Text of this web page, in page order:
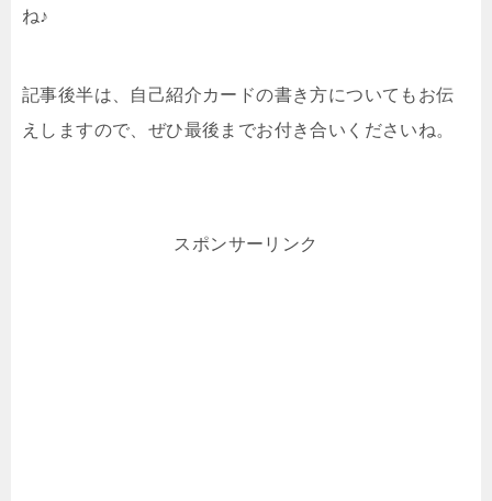
ね♪
記事後半は、自己紹介カードの書き方についてもお伝
えしますので、ぜひ最後までお付き合いくださいね。
スポンサーリンク